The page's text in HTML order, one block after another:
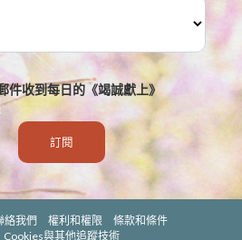
件收到每日的《竭誠獻上》
絡我們 權利和權限
條款和條件
Cookies與其他追蹤技術